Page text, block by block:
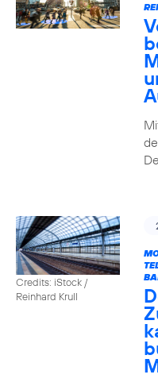
Credits: iStock /
Reinhard Krull